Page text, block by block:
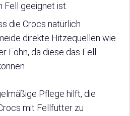
geeignet ist.
die Crocs natürlich
direkte Hitzequellen wie
Föhn, da diese das Fell
Pflege hilft, die
mit Fellfutter zu